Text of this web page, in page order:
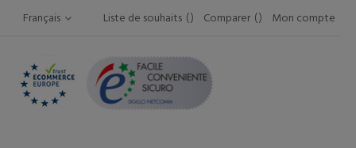
Liste de souhaits Comparer Mon compte
Français